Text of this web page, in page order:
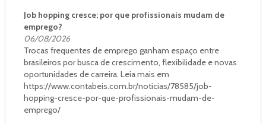
Job hopping cresce; por que profissionais mudam de
emprego?
06/08/2026
Trocas frequentes de emprego ganham espaço entre
brasileiros por busca de crescimento, flexibilidade e novas
oportunidades de carreira. Leia mais em
https://www.contabeis.com.br/noticias/78585/job-
hopping-cresce-por-que-profissionais-mudam-de-
emprego/